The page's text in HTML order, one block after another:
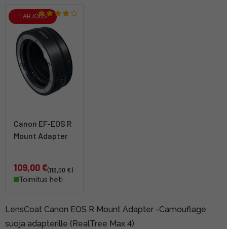
TARJOUS
Canon EF-EOS R
Mount Adapter
109,00 €(119,00 €)
Toimitus heti
LensCoat Canon EOS R Mount Adapter -Camouflage
suoja adapterille (RealTree Max 4)